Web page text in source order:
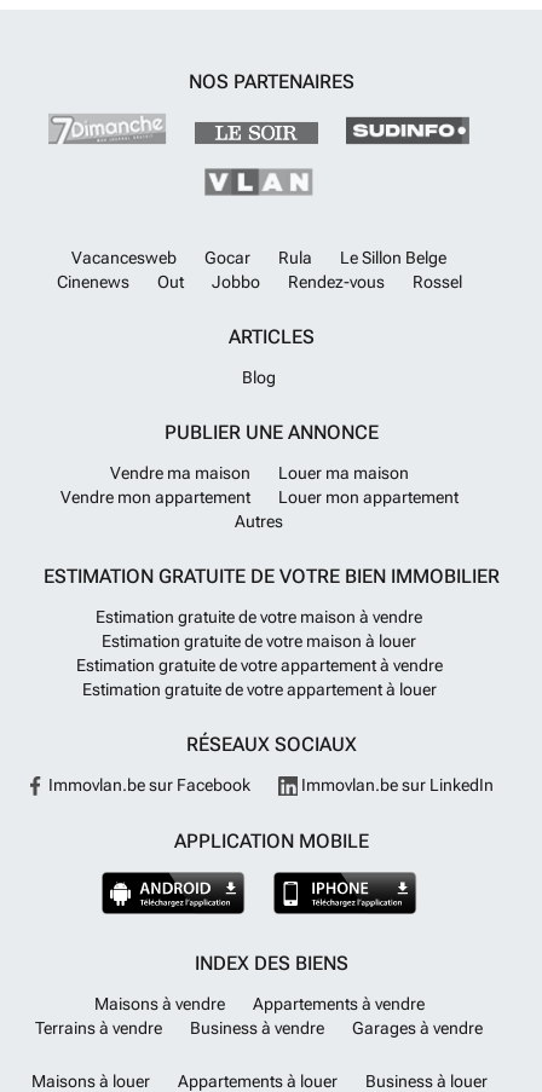
NOS PARTENAIRES
Vacancesweb Gocar Rula
Le Sillon Belge
Cinenews
Out Jobbo Rendez-vous Rossel
ARTICLES
Blog
PUBLIER UNE ANNONCE
Vendre ma maison
Louer ma maison
Vendre mon appartement
Louer mon appartement
Autres
ESTIMATION GRATUITE DE VOTRE BIEN IMMOBILIER
Estimation gratuite de votre maison à vendre
Estimation gratuite de votre maison à louer
Estimation gratuite de votre appartement à vendre
Estimation gratuite de votre appartement à louer
RÉSEAUX SOCIAUX
Immovlan.be sur Facebook Immovlan.be sur LinkedIn
APPLICATION MOBILE
INDEX DES BIENS
Maisons à vendre
Appartements à vendre
Terrains à vendre
Business à vendre Garages à vendre
Maisons à louer Appartements à louer
Business à louer